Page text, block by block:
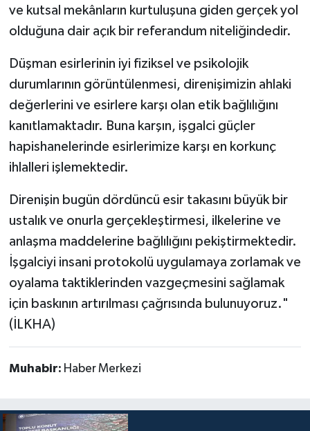
ve kutsal mekânların kurtuluşuna giden gerçek yol
olduğuna dair açık bir referandum niteliğindedir.
Düşman esirlerinin iyi fiziksel ve psikolojik
durumlarının görüntülenmesi, direnişimizin ahlaki
değerlerini ve esirlere karşı olan etik bağlılığını
kanıtlamaktadır. Buna karşın, işgalci güçler
hapishanelerinde esirlerimize karşı en korkunç
ihlalleri işlemektedir.
Direnişin bugün dördüncü esir takasını büyük bir
ustalık ve onurla gerçekleştirmesi, ilkelerine ve
anlaşma maddelerine bağlılığını pekiştirmektedir.
İşgalciyi insani protokolü uygulamaya zorlamak ve
oyalama taktiklerinden vazgeçmesini sağlamak
için baskının artırılması çağrısında bulunuyoruz."
(İLKHA)
Muhabir: Haber Merkezi